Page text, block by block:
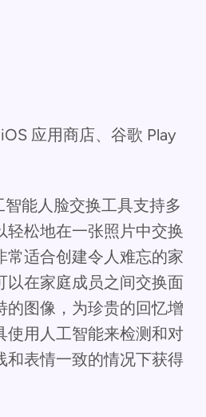
应用商店、谷歌 Play
能人脸交换工具支持多
轻松地在一张照片中交换
常适合创建令人难忘的家
以在家庭成员之间交换面
的图像，为珍贵的回忆增
使用人工智能来检测和对
和表情一致的情况下获得